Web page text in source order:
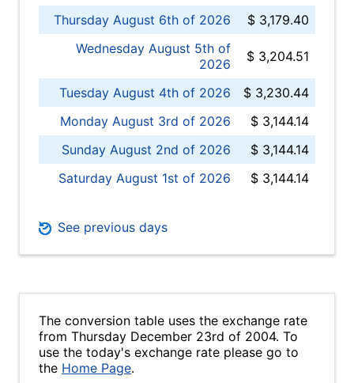
Thursday August 6th of 2026
$ 3,179.40
Wednesday August 5th of
2026
$ 3,204.51
Tuesday August 4th of 2026
$ 3,230.44
Monday August 3rd of 2026
$ 3,144.14
Sunday August 2nd of 2026
$ 3,144.14
Saturday August 1st of 2026
$ 3,144.14
See previous days
The conversion table uses the exchange rate
from Thursday December 23rd of 2004. To
use the today's exchange rate please go to
the Home Page.